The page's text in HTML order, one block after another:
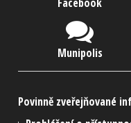
Facebook
Munipolis
Povinně zveřejňované